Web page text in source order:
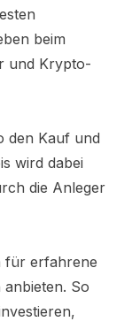
beim
und Krypto-
den Kauf und
wird dabei
die Anleger
für erfahrene
So